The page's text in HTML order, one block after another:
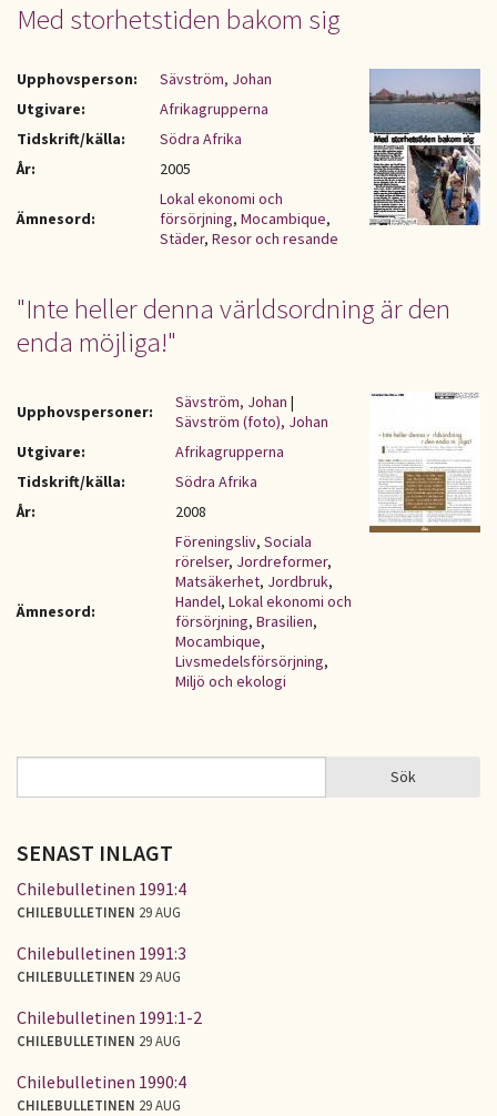
Med storhetstiden bakom sig
Upphovsperson:
Sävström, Johan
Utgivare:
Afrikagrupperna
Tidskrift/källa:
Södra Afrika
År:
2005
Ämnesord:
Lokal ekonomi och
försörjning, Mocambique,
Städer, Resor och resande
"Inte heller denna världsordning är den
enda möjliga!"
Upphovspersoner: Sävström, Johan |
Sävström (foto), Johan
Utgivare:
Afrikagrupperna
Tidskrift/källa:
Södra Afrika
År:
2008
Ämnesord:
Föreningsliv, Sociala
rörelser, Jordreformer,
Matsäkerhet, Jordbruk,
Handel, Lokal ekonomi och
försörjning, Brasilien,
Mocambique,
Livsmedelsförsörjning,
Miljö och ekologi
SÖKFORMULÄR Sök
SENAST INLAGT
Chilebulletinen 1991:4
CHILEBULLETINEN 29 AUG
Chilebulletinen 1991:3
CHILEBULLETINEN 29 AUG
Chilebulletinen 1991:1-2
CHILEBULLETINEN 29 AUG
Chilebulletinen 1990:4
CHILEBULLETINEN 29 AUG